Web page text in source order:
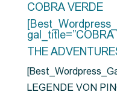
COBRA VERDE
gal_title=”COBRA
THE
LEGENDE VON